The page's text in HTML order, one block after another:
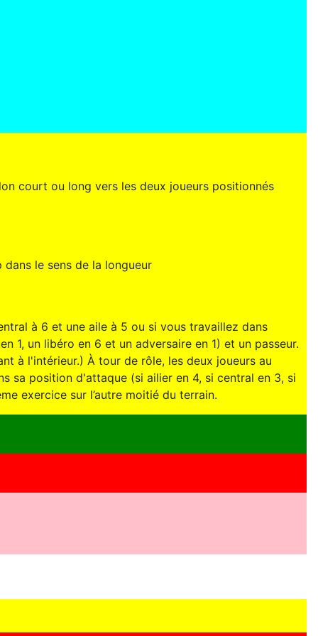
court ou long vers les deux joueurs positionnés
le sens de la longueur
à 6 et une aile à 5 ou si vous travaillez dans
1, un libéro en 6 et un adversaire en 1) et un passeur.
à l'intérieur.) À tour de rôle, les deux joueurs au
sa position d'attaque (si ailier en 4, si central en 3, si
exercice sur l’autre moitié du terrain.